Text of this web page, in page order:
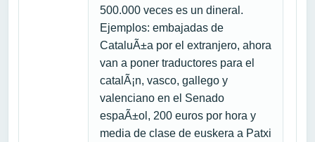
500.000 veces es un dineral.
Ejemplos: embajadas de
CataluÃ±a por el extranjero, ahora
van a poner traductores para el
catalÃ¡n, vasco, gallego y
valenciano en el Senado
espaÃ±ol, 200 euros por hora y
media de clase de euskera a Patxi